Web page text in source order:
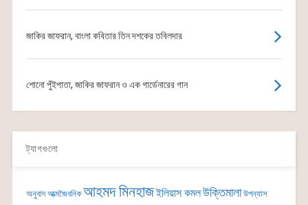
জাকির জাফরান, বাংলা কবিতার তিন দশকের তবিলদার
শোনো পুঁইপাতা, জাকির জাফরান ও এক গার্ডেনারের গান
ট্যাগগুলো
অনুবাদ আত্মজৈবনিক আহমদ মিনহাজইলিয়াস কমলউক্তিমালা উপন্যাস